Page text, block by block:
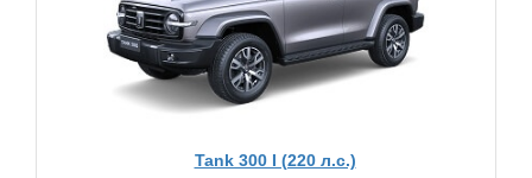
Tank 300 I (220 л.с.)